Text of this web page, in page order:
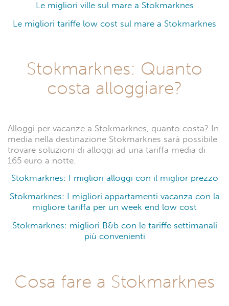
Le migliori ville sul mare a Stokmarknes
Le migliori tariffe low cost sul mare a Stokmarknes
Stokmarknes: Quanto
costa alloggiare?
Alloggi per vacanze a Stokmarknes, quanto costa? In
media nella destinazione Stokmarknes sarà possibile
trovare soluzioni di alloggi ad una tariffa media di
165 euro a notte.
Stokmarknes: I migliori alloggi con il miglior prezzo
Stokmarknes: I migliori appartamenti vacanza con la
migliore tariffa per un week end low cost
Stokmarknes: migliori B&b con le tariffe settimanali
più convenienti
Cosa fare a Stokmarknes